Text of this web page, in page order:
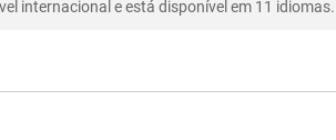
internacional e está disponível em 11 idiomas.